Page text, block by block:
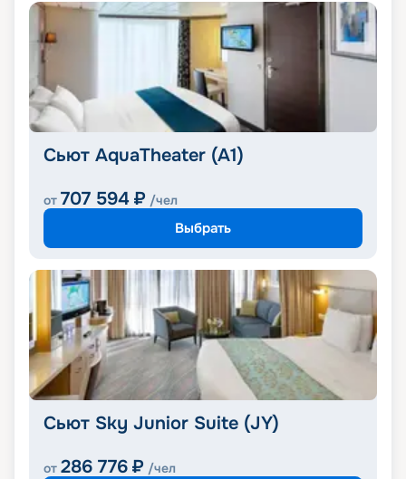
Сьют AquaTheater (A1)
от 707 594 ₽ /чел
Выбрать
Сьют Sky Junior Suite (JY)
от 286 776 ₽ /чел